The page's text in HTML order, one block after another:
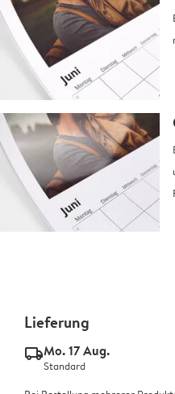
Lieferung
delivery_standard_v2Mo. 17 Aug.
Standard